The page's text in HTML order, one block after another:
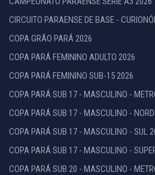
CIRCUITO PARAENSE DE BASE -
COPA GRÃO PARÁ 2026
COPA PARÁ FEMININO ADULTO 2026
COPA PARÁ FEMININO SUB-15 2026
COPA PARÁ SUB 17 - MASCULINO -
COPA PARÁ SUB 17 - MASCULINO -
COPA PARÁ SUB 17 - MASCULINO - SUL
COPA PARÁ SUB 17 - MASCULINO -
COPA PARÁ SUB 20 - MASCULINO -